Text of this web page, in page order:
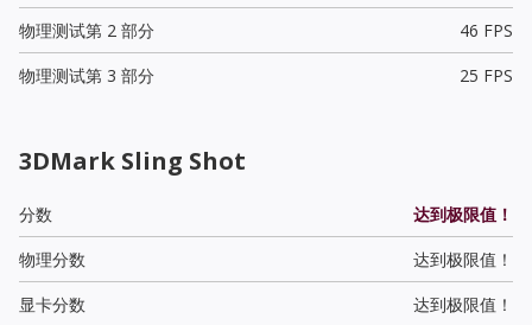
物理测试第 2 部分
46 FPS
物理测试第 3 部分
25 FPS
3DMark Sling Shot
分数
达到极限值！
物理分数
达到极限值！
显卡分数
达到极限值！